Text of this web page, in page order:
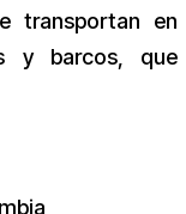
transportan en
y barcos, que